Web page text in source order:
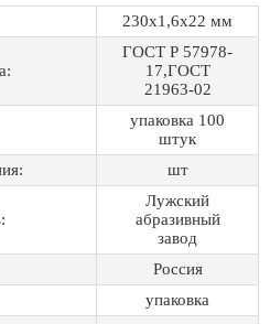
230х1,6х22 мм
ГОСТ Р 57978-
17,ГОСТ
21963-02
упаковка 100
штук
шт
Лужский
абразивный
завод
Россия
упаковка